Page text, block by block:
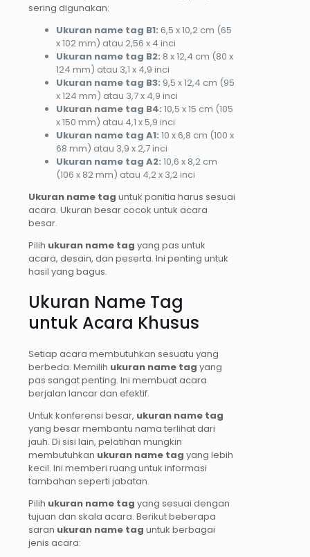
sering digunakan:
Ukuran name tag B1: 6,5 x 10,2 cm (65
x 102 mm) atau 2,56 x 4 inci
Ukuran name tag B2: 8 x 12,4 cm (80 x
124 mm) atau 3,1 x 4,9 inci
Ukuran name tag B3: 9,5 x 12,4 cm (95
x 124 mm) atau 3,7 x 4,9 inci
Ukuran name tag B4: 10,5 x 15 cm (105
x 150 mm) atau 4,1 x 5,9 inci
Ukuran name tag A1: 10 x 6,8 cm (100 x
68 mm) atau 3,9 x 2,7 inci
Ukuran name tag A2: 10,6 x 8,2 cm
(106 x 82 mm) atau 4,2 x 3,2 inci
Ukuran name tag untuk panitia harus sesuai
acara. Ukuran besar cocok untuk acara
besar.
Pilih ukuran name tag yang pas untuk
acara, desain, dan peserta. Ini penting untuk
hasil yang bagus.
Ukuran Name Tag
untuk Acara Khusus
Setiap acara membutuhkan sesuatu yang
berbeda. Memilih ukuran name tag yang
pas sangat penting. Ini membuat acara
berjalan lancar dan efektif.
Untuk konferensi besar, ukuran name tag
yang besar membantu nama terlihat dari
jauh. Di sisi lain, pelatihan mungkin
membutuhkan ukuran name tag yang lebih
kecil. Ini memberi ruang untuk informasi
tambahan seperti jabatan.
Pilih ukuran name tag yang sesuai dengan
tujuan dan skala acara. Berikut beberapa
saran ukuran name tag untuk berbagai
jenis acara: